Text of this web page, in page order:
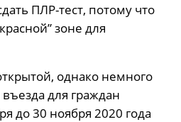
ПЛР-тест, потому что
зоне для
однако немного
для граждан
до 30 ноября 2020 года